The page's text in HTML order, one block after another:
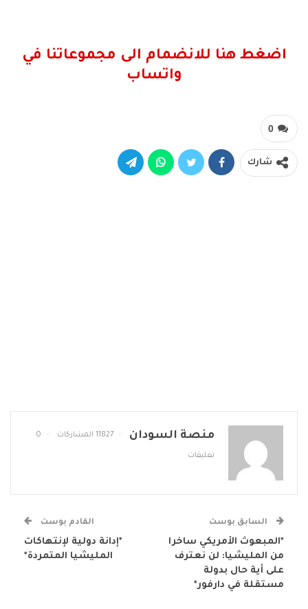
اضغط هنا للانضمام الى مجموعاتنا في
واتساب
0
شارك
منصة السودان 11827 المشاركات 0
تعليقات
السابق بوست
*المبعوث الأمريكي ساخرا
من المليشيا: لن نعترف
على أية حال بدولة
مستقلة في دارفور*
القادم بوست
*إدانة دولية لإنتهاكات
المليشيا المتمردة*